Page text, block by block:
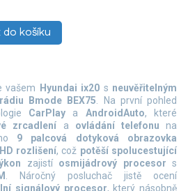
do košíku
vašem Hyundai ix20 s neuvěřitelným
Bmode BEX75. Na první pohled
CarPlay a AndroidAuto, které
zrcadlení a ovládání telefonu na
9 palcová dotyková obrazovka
HD rozlišení, což potěší spolucestující
zajistí osmijádrový procesor s
. Náročný posluchač jistě ocení
signálový procesor, který násobně